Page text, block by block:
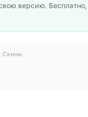
версию. Бесплатно,
Скины